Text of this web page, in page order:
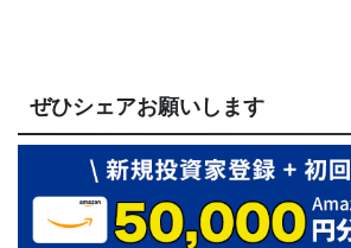
ぜひシェアお願いします